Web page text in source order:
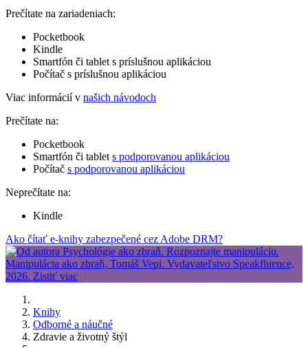
Prečítate na zariadeniach:
Pocketbook
Kindle
Smartfón či tablet s príslušnou aplikáciou
Počítač s príslušnou aplikáciou
Viac informácií v našich návodoch
Prečítate na:
Pocketbook
Smartfón či tablet s podporovanou aplikáciou
Počítač s podporovanou aplikáciou
Neprečítate na:
Kindle
Ako čítať e-knihy zabezpečené cez Adobe DRM?
Knihy
Odborné a náučné
Zdravie a životný štýl